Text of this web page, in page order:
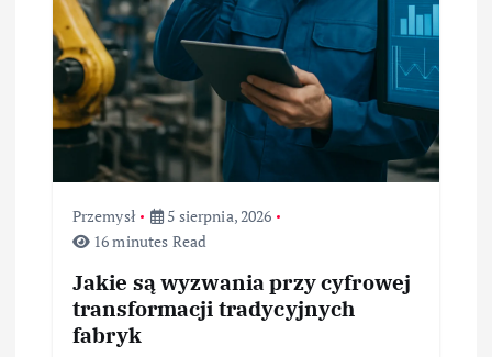
Przemysł
5 sierpnia, 2026
16 minutes Read
Jakie są wyzwania przy cyfrowej
transformacji tradycyjnych
fabryk